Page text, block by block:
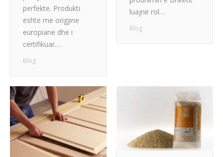
perfekte. Produkti
është me origjine
europiane dhe i
certifikuar.…
Blog
luajnë rol…
Blog